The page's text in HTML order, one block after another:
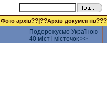
Фото архів??|??Архів документів???
Подорожуємо Україною -
40 міст і містечок >>